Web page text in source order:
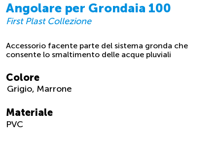
Angolare per Grondaia 100
First Plast Collezione
Accessorio facente parte del sistema gronda che
consente lo smaltimento delle acque pluviali
Colore
Grigio Marrone
Materiale
PVC